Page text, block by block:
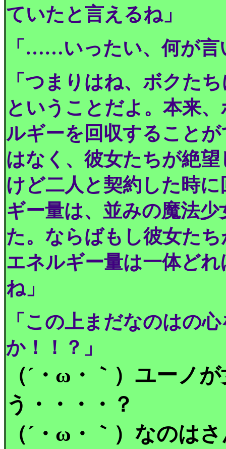
ていたと言えるね」
「……いったい、何が言
「つまりはね、ボクた
ということだよ。本来
ルギーを回収すること
はなく、彼女たちが絶
けど二人と契約した時
ギー量は、並みの魔法
た。ならばもし彼女た
エネルギー量は一体ど
ね」
「この上まだなのはの
か！！？」
（´・ω・｀）ユーノ
う・・・・？
（´・ω・｀）なのは